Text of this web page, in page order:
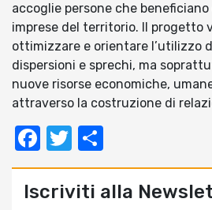
accoglie persone che
imprese del territorio. Il progetto
ottimizzare e orientare l’utilizzo
dispersioni e sprechi, ma
nuove risorse economiche,
attraverso la costruzione di
Facebook
Twitter
Iscriviti alla